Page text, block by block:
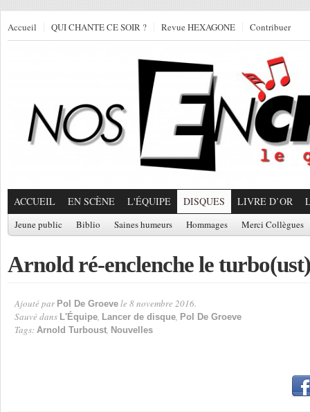
Accueil QUI CHANTE CE SOIR ? Revue HEXAGONE Contribuer
ACCUEIL EN SCÈNE L'ÉQUIPE DISQUES LIVRE D’OR
Jeune public Biblio Saines humeurs Hommages Merci Collègues
Arnold ré-enclenche le turbo(ust)
Ajouté par Pol De Groeve le 8 novembre 2016.
Sauvé dans L'Équipe, Lancer de disque, Pol De Groeve
Tags: Arnold Turboust, Nouvelles